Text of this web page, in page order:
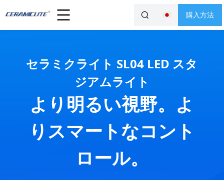
購入方法
セラミクライト SL04 LED スタ
ジアムライト
より明るい視野。よ
りスマートなコント
ロール。